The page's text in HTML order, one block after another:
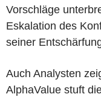
Vorschläge
Eskalation des
seiner
Auch Analysten
AlphaValue stuft